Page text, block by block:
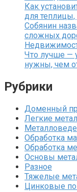
Как
для
Собянин
сложных
Что лучше —
нужны, чем
Рубрики
Доменный
Легкие
Обработка
Обработка
Основы
Разное
Тяжелые
Цинковые